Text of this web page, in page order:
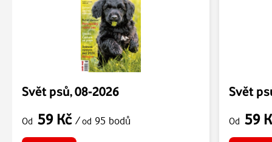
Svět psů, 08-2026
Od 59 Kč /od 95 bodů
Svět
Od 59